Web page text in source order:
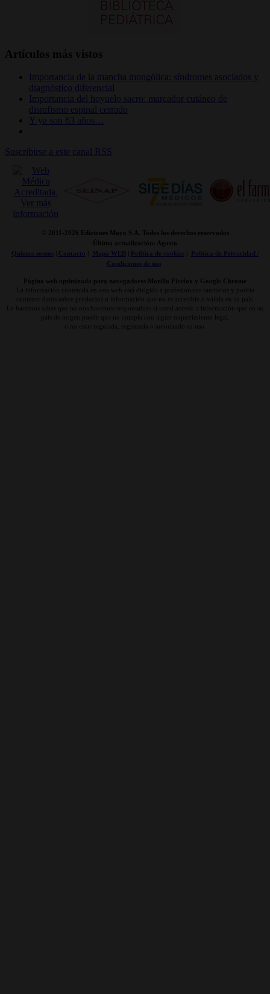
Artículos más vistos
Importancia de la mancha mongólica: síndromes asociados y
diagnóstico diferencial
Importancia del hoyuelo sacro: marcador cutáneo de
disrafismo espinal cerrado
Y ya son 63 años…
Suscribirse a este canal RSS
© 2011-2026 Ediciones Mayo S.A. Todos los derechos reservados
Última actualización: Agosto
Quienes somos| Contacto Mapa WEB Politica de cookies|
Politica de Privacidad /
Condiciones de uso
Página web optimizada para navegadores Mozilla Firefox y Google Chrome
La información contenida en esta web está dirigida a profesionales sanitarios y podría
contener datos sobre productos o información que no es accesible o válida en su país.
Le hacemos saber que no nos hacemos responsables si usted accede a información que en su
país de origen puede que no cumpla con algún requerimiento legal,
o no estar regulada, registrada o autorizado su uso.